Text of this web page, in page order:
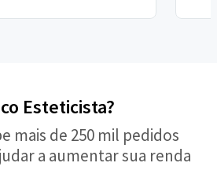
Esteticista?
mais de 250 mil pedidos
a aumentar sua renda